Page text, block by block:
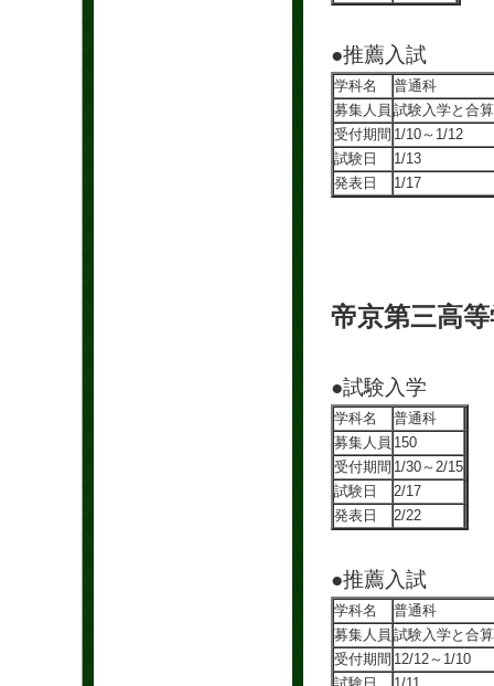
●推薦入試
学科名
普通科
募集人員 試験入学と合算
受付期間 1/10～1/12
試験日
1/13
発表日
1/17
帝京第三高
●試験入学
学科名
普通科
募集人員 150
受付期間 1/30～2/15
試験日
2/17
発表日
2/22
●推薦入試
学科名
普通科
募集人員 試験入学と合算
受付期間 12/12～1/10